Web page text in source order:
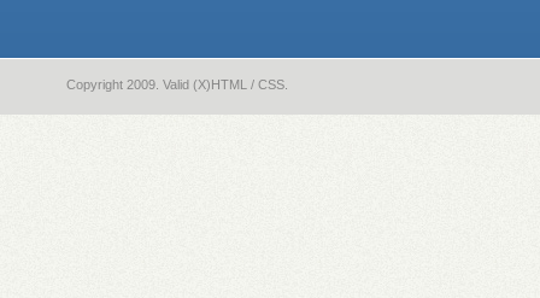
Copyright 2009. Valid (X)HTML / CSS.